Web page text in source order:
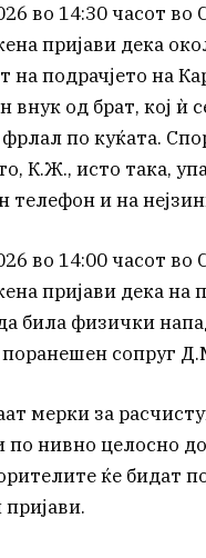
во 14:30 часот во
пријави дека
на подрачјето на
внук од брат, кој ѝ
по куќата.
К.Ж., исто така,
телефон и на
во 14:00 часот во
пријави дека на
била физички
поранешен сопруг
мерки за
по нивно целосно
ќе бидат